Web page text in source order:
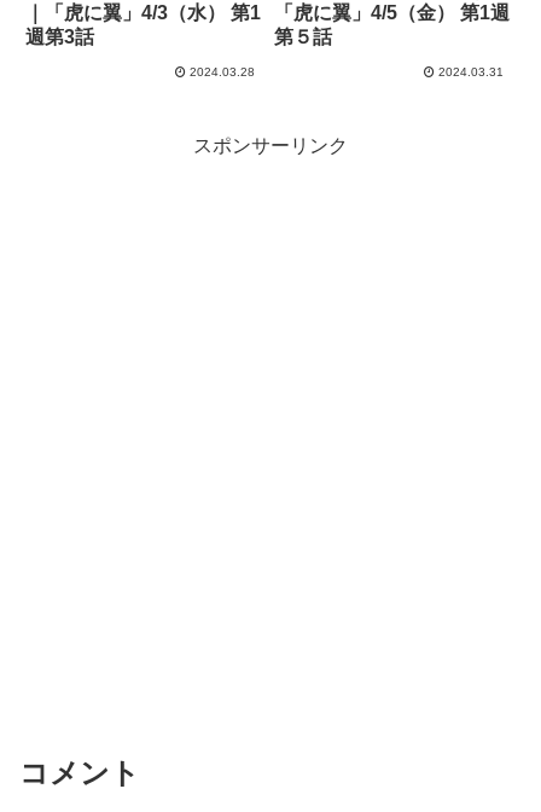
｜「虎に翼」4/3（水） 第1
週第3話
2024.03.28
「虎に翼」4/5（金） 第1週
第５話
2024.03.31
スポンサーリンク
コメント